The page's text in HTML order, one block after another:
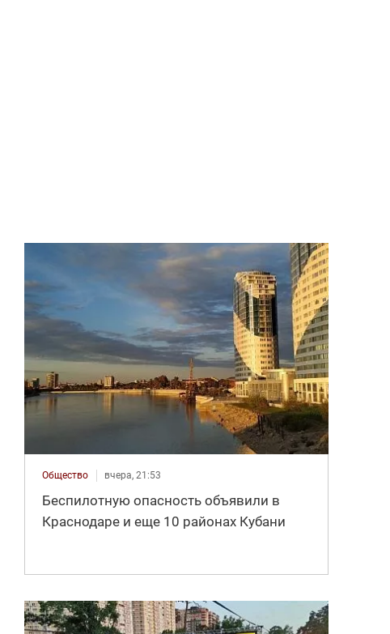
Общество вчера, 21:53
Беспилотную опасность объявили в
Краснодаре и еще 10 районах Кубани